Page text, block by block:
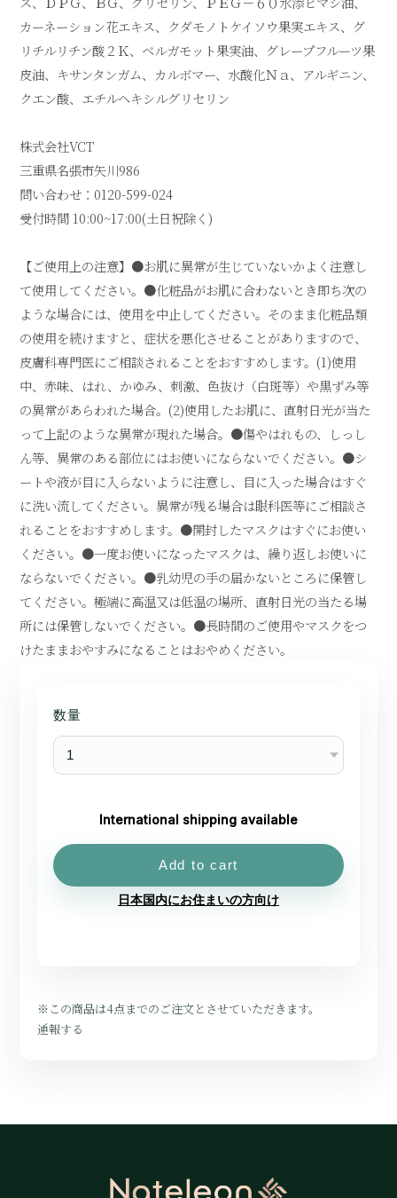
カーネーション花エキス、クダモノトケイソウ果実エキス、グ
リチルリチン酸２Ｋ、ベルガモット果実油、グレープフルーツ果
皮油、キサンタンガム、カルボマー、水酸化Ｎａ、アルギニン、
クエン酸、エチルヘキシルグリセリン
株式会社VCT
三重県名張市矢川986
問い合わせ：0120-599-024
受付時間 10:00~17:00(土日祝除く)
【ご使用上の注意】●お肌に異常が生じていないかよく注意し
て使用してください。●化粧品がお肌に合わないとき即ち次の
ような場合には、使用を中止してください。そのまま化粧品類
の使用を続けますと、症状を悪化させることがありますので、
皮膚科専門医にご相談されることをおすすめします。(1)使用
中、赤味、はれ、かゆみ、刺激、色抜け（白斑等）や黒ずみ等
の異常があらわれた場合。(2)使用したお肌に、直射日光が当た
って上記のような異常が現れた場合。●傷やはれもの、しっし
ん等、異常のある部位にはお使いにならないでください。●シ
ートや液が目に入らないように注意し、目に入った場合はすぐ
に洗い流してください。異常が残る場合は眼科医等にご相談さ
れることをおすすめします。●開封したマスクはすぐにお使い
ください。●一度お使いになったマスクは、繰り返しお使いに
ならないでください。●乳幼児の手の届かないところに保管し
てください。極端に高温又は低温の場所、直射日光の当たる場
所には保管しないでください。●長時間のご使用やマスクをつ
けたままおやすみになることはおやめください。
数量
International shipping available
Add to cart
日本国内にお住まいの方向け
※この商品は4点までのご注文とさせていただきます。
通報する